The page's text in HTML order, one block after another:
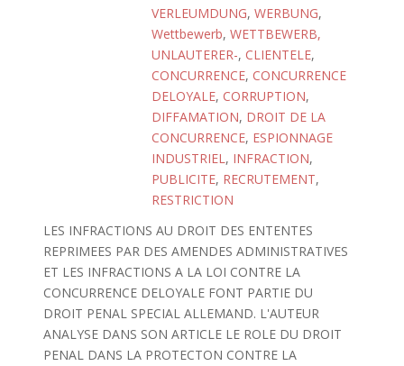
VERLEUMDUNG, WERBUNG,
Wettbewerb, WETTBEWERB,
UNLAUTERER-, CLIENTELE,
CONCURRENCE, CONCURRENCE
DELOYALE, CORRUPTION,
DIFFAMATION, DROIT DE LA
CONCURRENCE, ESPIONNAGE
INDUSTRIEL, INFRACTION,
PUBLICITE, RECRUTEMENT,
RESTRICTION
LES INFRACTIONS AU DROIT DES ENTENTES
REPRIMEES PAR DES AMENDES ADMINISTRATIVES
ET LES INFRACTIONS A LA LOI CONTRE LA
CONCURRENCE DELOYALE FONT PARTIE DU
DROIT PENAL SPECIAL ALLEMAND. L'AUTEUR
ANALYSE DANS SON ARTICLE LE ROLE DU DROIT
PENAL DANS LA PROTECTON CONTRE LA